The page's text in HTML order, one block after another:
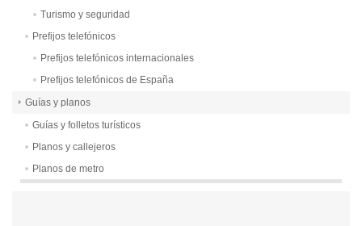
Turismo y seguridad
Prefijos telefónicos
Prefijos telefónicos internacionales
Prefijos telefónicos de España
Guías y planos
Guías y folletos turísticos
Planos y callejeros
Planos de metro